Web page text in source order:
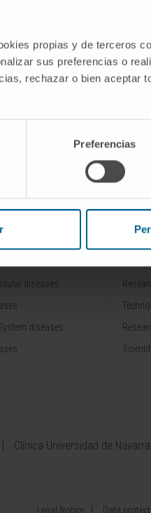
propias y de terceros
sus preferencias o
rechazar o bien aceptar
Preferencias
diseases
diseases
Clínica Universidad de Navarra
Legal Notice Data